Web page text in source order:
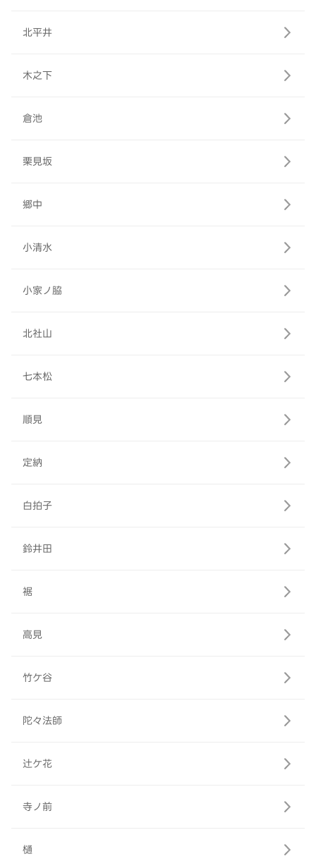
北平井
木之下
倉池
栗見坂
郷中
小清水
小家ノ脇
北社山
七本松
順見
定納
白拍子
鈴井田
裾
高見
竹ケ谷
陀々法師
辻ケ花
寺ノ前
樋